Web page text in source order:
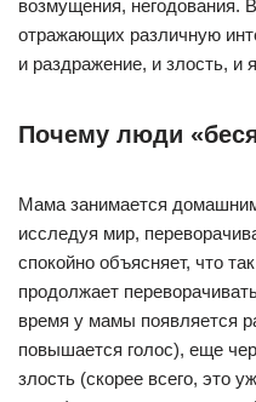
возмущения, негодования.
отражающих различную
и раздражение, и злость, и
Почему люди
Мама занимается
исследуя мир,
спокойно объясняет, что
продолжает
время у мамы появляется
повышается голос), еще
злость (скорее всего, это